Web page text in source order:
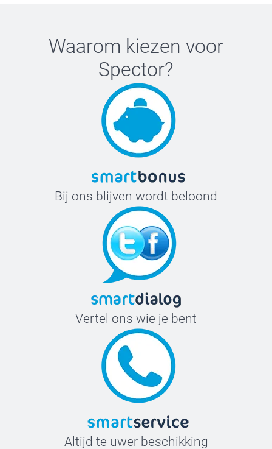
Waarom kiezen voor
Spector?
Bij ons blijven wordt beloond
Vertel ons wie je bent
Altijd te uwer beschikking